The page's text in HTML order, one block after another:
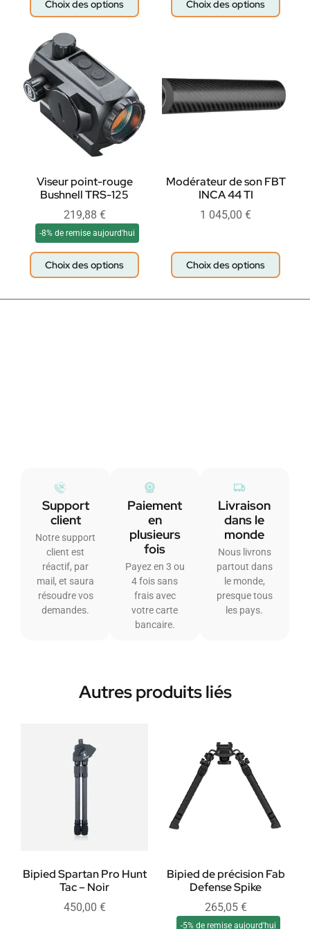
Choix des options Choix des options
Viseur point-rouge
Bushnell TRS-125
219,88 €
-8% de remise aujourd'hui
Choix des options
Modérateur de son FBT
INCA 44 TI
1 045,00 €
Choix des options
Support
client
Notre support
client est
réactif, par
mail, et saura
résoudre vos
demandes.
Paiement
en
plusieurs
fois
Payez en 3 ou
4 fois sans
frais avec
votre carte
bancaire.
Livraison
dans le
monde
Nous livrons
partout dans
le monde,
presque tous
les pays.
Autres produits liés
Bipied Spartan Pro Hunt
Tac – Noir
450,00 €
Bipied de précision Fab
Defense Spike
265,05 €
-5% de remise aujourd'hui